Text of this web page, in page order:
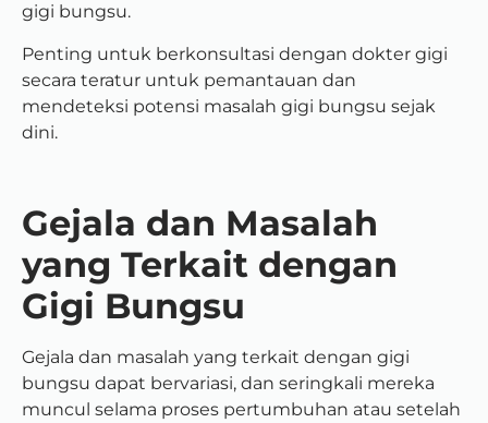
gigi bungsu.
Penting untuk berkonsultasi dengan dokter gigi
secara teratur untuk pemantauan dan
mendeteksi potensi masalah gigi bungsu sejak
dini.
Gejala dan Masalah
yang Terkait dengan
Gigi Bungsu
Gejala dan masalah yang terkait dengan gigi
bungsu dapat bervariasi, dan seringkali mereka
muncul selama proses pertumbuhan atau setelah